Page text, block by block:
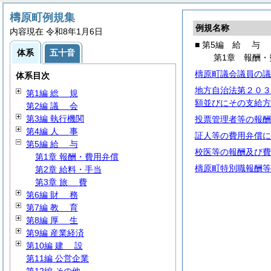
例規名称
■ 第5編 給 与
第1章 報酬・
檮原町議会議員の
地方自治法第２０
額並びにその支給
投票管理者等の報
証人等の費用弁償
校医等の報酬及び
檮原町特別職報酬
檮原町例規集
内容現在 令和8年1月6日
体系 五十音
体系目次
第1編 総 規
第2編 議 会
第3編 執行機関
第4編 人 事
第5編 給 与
第1章 報酬・費用弁償
第2章 給料・手当
第3章 旅 費
第6編 財 務
第7編 教 育
第8編 厚 生
第9編 産業経済
第10編 建 設
第11編 公営企業